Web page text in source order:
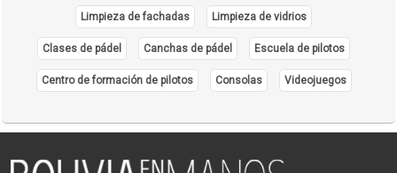
Calzados Industriales
Fiestas Infantiles
Decoraciones
Capacitación
Limpieza de fachadas Limpieza de vidrios
Clases de pádel Canchas de pádel Escuela de pilotos
Centro de formación de pilotos Consolas Videojuegos